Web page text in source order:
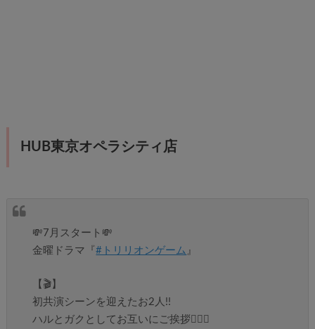
HUB東京オペラシティ店
💸7月スタート💸
金曜ドラマ『#トリリオンゲーム 』
【🎬】
初共演シーンを迎えたお2人!!
ハルとガクとしてお互いにご挨拶🙇🏻‍♀️